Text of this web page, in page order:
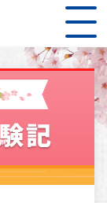
記